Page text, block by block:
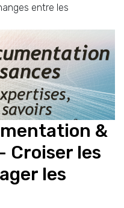
entre les
&
Croiser les
les